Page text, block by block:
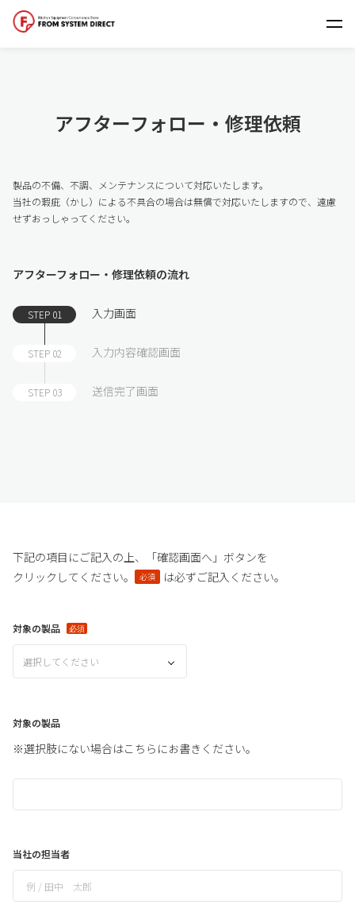
アフターフォロー・修理依頼
製品の不備、不調、メンテナンスについて対応いたします。
当社の瑕疵（かし）による不具合の場合は無償で対応いたしますので、遠慮
せずおっしゃってください。
アフターフォロー・修理依頼の流れ
STEP 01 入力画面
STEP 02 入力内容確認画面
STEP 03 送信完了画面
下記の項目にご記入の上、「確認画面へ」ボタンを
クリックしてください。
必須 は必ずご記入ください。
対象の製品
選択してください
対象の製品
※選択肢にない場合はこちらにお書きください。
当社の担当者